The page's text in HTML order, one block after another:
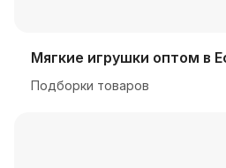
Мягкие игрушки оптом в
Подборки товаров